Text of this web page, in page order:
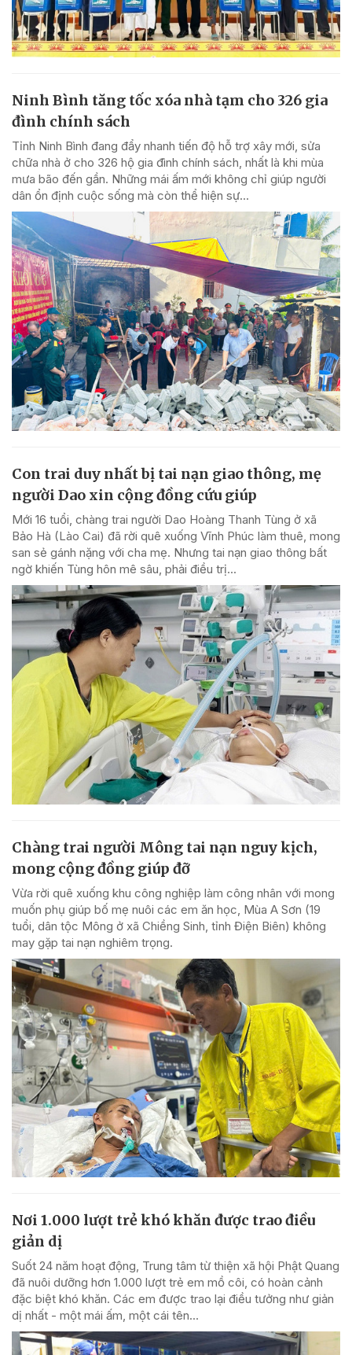
Ninh Bình tăng tốc xóa nhà tạm cho 326 gia
đình chính sách
Tỉnh Ninh Bình đang đẩy nhanh tiến độ hỗ trợ xây mới, sửa
chữa nhà ở cho 326 hộ gia đình chính sách, nhất là khi mùa
mưa bão đến gần. Những mái ấm mới không chỉ giúp người
dân ổn định cuộc sống mà còn thể hiện sự...
Con trai duy nhất bị tai nạn giao thông, mẹ
người Dao xin cộng đồng cứu giúp
Mới 16 tuổi, chàng trai người Dao Hoàng Thanh Tùng ở xã
Bảo Hà (Lào Cai) đã rời quê xuống Vĩnh Phúc làm thuê, mong
san sẻ gánh nặng với cha mẹ. Nhưng tai nạn giao thông bất
ngờ khiến Tùng hôn mê sâu, phải điều trị...
Chàng trai người Mông tai nạn nguy kịch,
mong cộng đồng giúp đỡ
Vừa rời quê xuống khu công nghiệp làm công nhân với mong
muốn phụ giúp bố mẹ nuôi các em ăn học, Mùa A Sơn (19
tuổi, dân tộc Mông ở xã Chiềng Sinh, tỉnh Điện Biên) không
may gặp tai nạn nghiêm trọng.
Nơi 1.000 lượt trẻ khó khăn được trao điều
giản dị
Suốt 24 năm hoạt động, Trung tâm từ thiện xã hội Phật Quang
đã nuôi dưỡng hơn 1.000 lượt trẻ em mồ côi, có hoàn cảnh
đặc biệt khó khăn. Các em được trao lại điều tưởng như giản
dị nhất - một mái ấm, một cái tên...